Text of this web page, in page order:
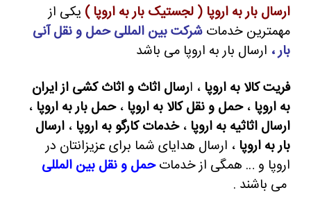
ارسال بار به اروپا ( لجستیک بار به اروپا ) یکی از
مهمترین خدمات شرکت بین المللی حمل و نقل آنی
بار ، ارسال بار به اروپا می باشد
فریت کالا به اروپا ، ارسال اثاث و اثاث کشی از ایران
به اروپا ، حمل و نقل کالا به اروپا ،حمل بار به اروپا ،
ارسال اثاثیه به اروپا ،خدمات کارگو به اروپا ، ارسال
بار به اروپا ، ارسال هدایای شما برای عزیزانتان در
اروپا و … همگی از خدماتحمل و نقل بین المللی
می باشند .